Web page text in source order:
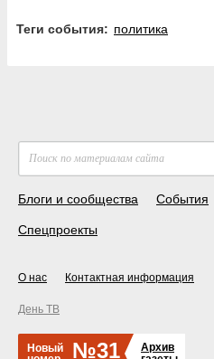
Теги события: политика
Блоги и сообщества События
Спецпроекты
О нас Контактная информация
День ТВ
Новый
№31
Архив